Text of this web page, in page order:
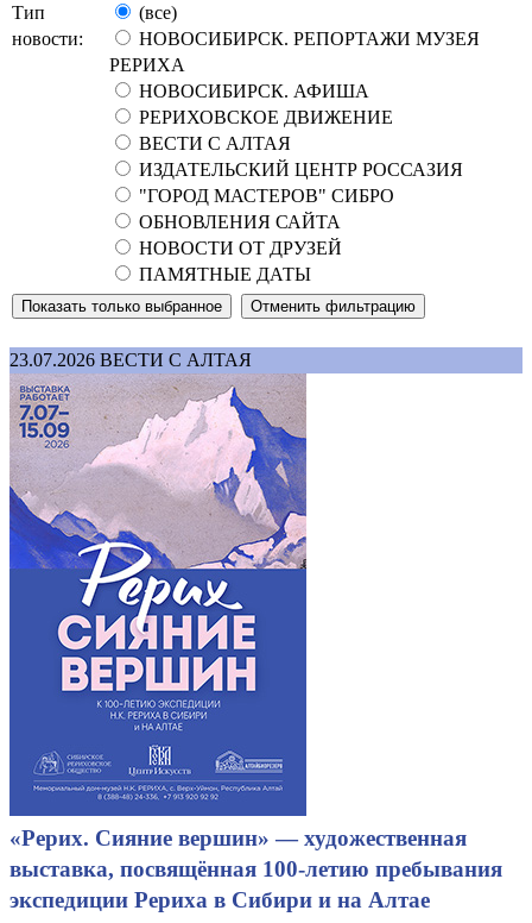
Тип
новости:
(все)
НОВОСИБИРСК. РЕПОРТАЖИ МУЗЕЯ
РЕРИХА
НОВОСИБИРСК. АФИША
РЕРИХОВСКОЕ ДВИЖЕНИЕ
ВЕСТИ С АЛТАЯ
ИЗДАТЕЛЬСКИЙ ЦЕНТР РОССАЗИЯ
"ГОРОД МАСТЕРОВ" СИБРО
ОБНОВЛЕНИЯ САЙТА
НОВОСТИ ОТ ДРУЗЕЙ
ПАМЯТНЫЕ ДАТЫ
23.07.2026 ВЕСТИ С АЛТАЯ
«Рерих. Сияние вершин» — художественная
выставка, посвящённая 100-летию пребывания
экспедиции Рериха в Сибири и на Алтае